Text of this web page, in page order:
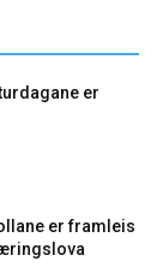
er
er framleis